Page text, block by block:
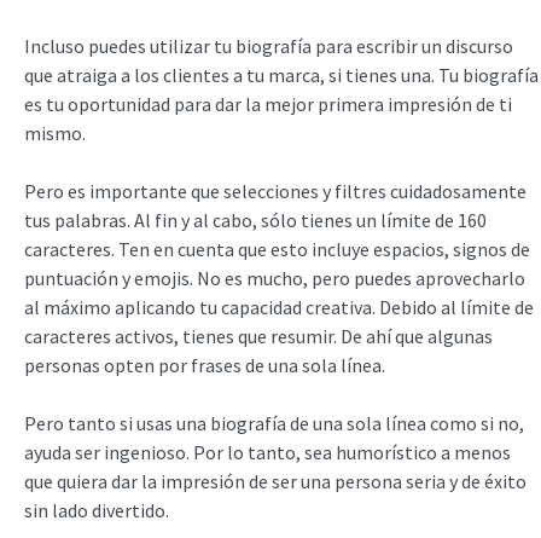
Incluso puedes utilizar tu biografía para escribir un discurso
que atraiga a los clientes a tu marca, si tienes una. Tu biografía
es tu oportunidad para dar la mejor primera impresión de ti
mismo.
Pero es importante que selecciones y filtres cuidadosamente
tus palabras. Al fin y al cabo, sólo tienes un límite de 160
caracteres. Ten en cuenta que esto incluye espacios, signos de
puntuación y emojis. No es mucho, pero puedes aprovecharlo
al máximo aplicando tu capacidad creativa. Debido al límite de
caracteres activos, tienes que resumir. De ahí que algunas
personas opten por frases de una sola línea.
Pero tanto si usas una biografía de una sola línea como si no,
ayuda ser ingenioso. Por lo tanto, sea humorístico a menos
que quiera dar la impresión de ser una persona seria y de éxito
sin lado divertido.